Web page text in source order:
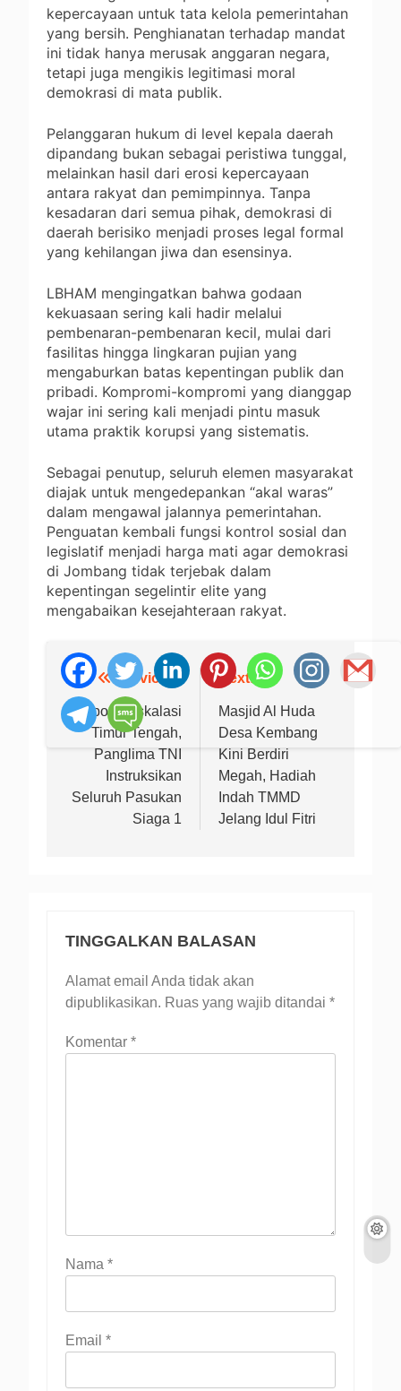
kepercayaan untuk tata kelola pemerintahan
yang bersih. Penghianatan terhadap mandat
ini tidak hanya merusak anggaran negara,
tetapi juga mengikis legitimasi moral
demokrasi di mata publik.
Pelanggaran hukum di level kepala daerah
dipandang bukan sebagai peristiwa tunggal,
melainkan hasil dari erosi kepercayaan
antara rakyat dan pemimpinnya. Tanpa
kesadaran dari semua pihak, demokrasi di
daerah berisiko menjadi proses legal formal
yang kehilangan jiwa dan esensinya.
LBHAM mengingatkan bahwa godaan
kekuasaan sering kali hadir melalui
pembenaran-pembenaran kecil, mulai dari
fasilitas hingga lingkaran pujian yang
mengaburkan batas kepentingan publik dan
pribadi. Kompromi-kompromi yang dianggap
wajar ini sering kali menjadi pintu masuk
utama praktik korupsi yang sistematis.
Sebagai penutup, seluruh elemen masyarakat
diajak untuk mengedepankan “akal waras”
dalam mengawal jalannya pemerintahan.
Penguatan kembali fungsi kontrol sosial dan
legislatif menjadi harga mati agar demokrasi
di Jombang tidak terjebak dalam
kepentingan segelintir elite yang
mengabaikan kesejahteraan rakyat.
Navigasi
pos
Previous:
Respons Eskalasi
Timur Tengah,
Panglima TNI
Instruksikan
Seluruh Pasukan
Siaga 1
Next:
‎Masjid Al Huda
Desa Kembang
Kini Berdiri
Megah, Hadiah
Indah TMMD
Jelang Idul Fitri
TINGGALKAN BALASAN
Alamat email Anda tidak akan
dipublikasikan. Ruas yang wajib ditandai *
Komentar *
Nama *
Email *